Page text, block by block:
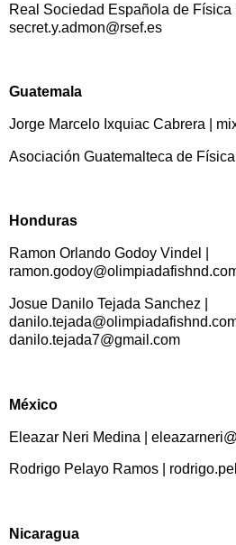
Real Sociedad Española de Física |
secret.y.admon@rsef.es
Guatemala
Jorge Marcelo Ixquiac Cabrera |
Asociación Guatemalteca de
Honduras
Ramon Orlando Godoy Vindel |
Josue Danilo Tejada Sanchez |
danilo.tejada@olimpiadafishnd.com
danilo.tejada7@gmail.com
México
Eleazar Neri Medina |
Rodrigo Pelayo Ramos |
Nicaragua